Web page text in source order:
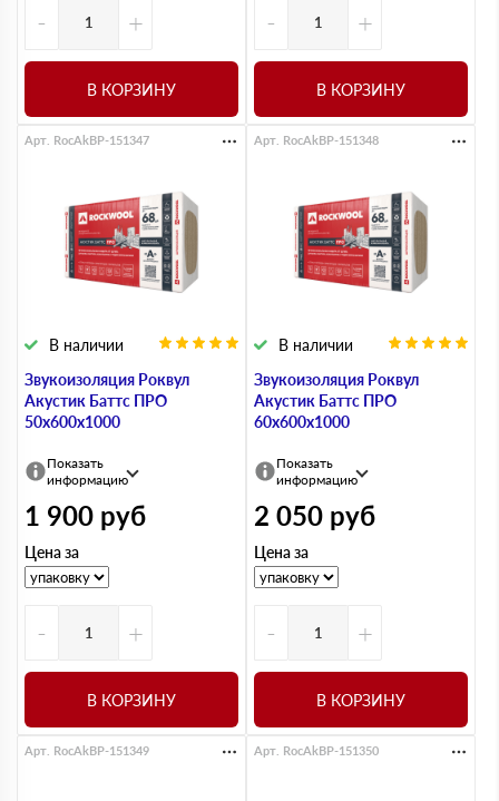
- +
В КОРЗИНУ
- +
В КОРЗИНУ
Звукоизоляция Роквул
Акустик Баттс ПРО
50х600х1000
В наличии
Арт. RocAkBP-151347
Показать
информацию
1 900 руб
Цена за
- +
В КОРЗИНУ
Звукоизоляция Роквул
Акустик Баттс ПРО
60х600х1000
В наличии
Арт. RocAkBP-151348
Показать
информацию
2 050 руб
Цена за
- +
В КОРЗИНУ
Арт. RocAkBP-151349 Арт. RocAkBP-151350